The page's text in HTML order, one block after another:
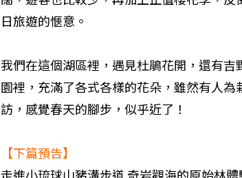
日旅遊的愜意。
我們在這個湖區裡，遇見杜鵑花開，還有
園裡，充滿了各式各樣的花朵，雖然有人
訪，感覺春天的腳步，似乎近了！
【下篇預告】